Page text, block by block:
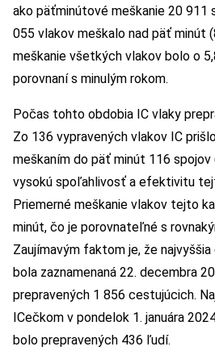
ako päťminútové meškanie 20 911
055 vlakov meškalo nad päť minút
meškanie všetkých vlakov bolo o
porovnaní s minulým rokom.
Počas tohto obdobia IC vlaky
Zo 136 vypravených vlakov IC
meškaním do päť minút 116
vysokú spoľahlivosť a efektivitu
Priemerné meškanie vlakov tejto
minút, čo je porovnateľné s
Zaujímavým faktom je, že
bola zaznamenaná 22. decembra
prepravených 1 856 cestujúcich.
ICečkom v pondelok 1. januára
bolo prepravených 436 ľudí.